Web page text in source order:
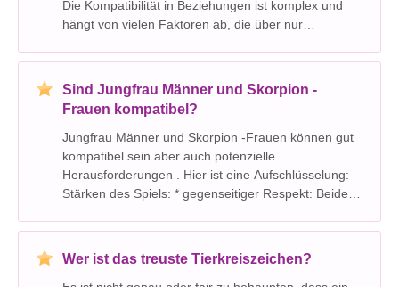
Die Kompatibilität in Beziehungen ist komplex und
hängt von vielen Faktoren ab, die über nur
Sonnenzeichen sind nur ein Aspekt:​​ Ihr Sonnenzeich
Sind Jungfrau Männer und Skorpion -
Frauen kompatibel?
Jungfrau Männer und Skorpion -Frauen können gut
kompatibel sein aber auch potenzielle
Herausforderungen . Hier ist eine Aufschlüsselung:
Stärken des Spiels: * gegenseitiger Respekt:​​ Beide
Arbeit. Sie bewundern das Engagement und das
Wer ist das treuste Tierkreiszeichen?